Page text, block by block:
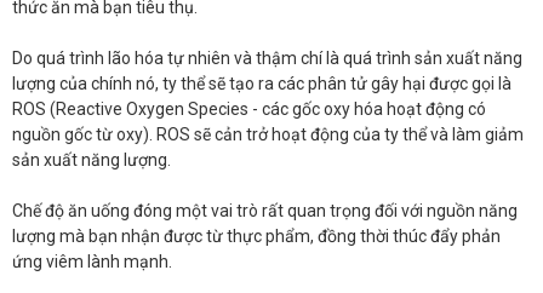
thức ăn mà bạn tiêu thụ.
Do quá trình lão hóa tự nhiên và thậm chí là quá trình sản xuất năng
lượng của chính nó, ty thể sẽ tạo ra các phân tử gây hại được gọi là
ROS (Reactive Oxygen Species - các gốc oxy hóa hoạt động có
nguồn gốc từ oxy). ROS sẽ cản trở hoạt động của ty thể và làm giảm
sản xuất năng lượng.
Chế độ ăn uống đóng một vai trò rất quan trọng đối với nguồn năng
lượng mà bạn nhận được từ thực phẩm, đồng thời thúc đẩy phản
ứng viêm lành mạnh.